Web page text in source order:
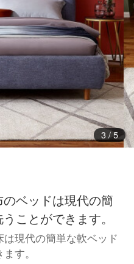
3/5
ベッドは現代の簡
ことができます。
現代の簡単な軟ベッド
す。